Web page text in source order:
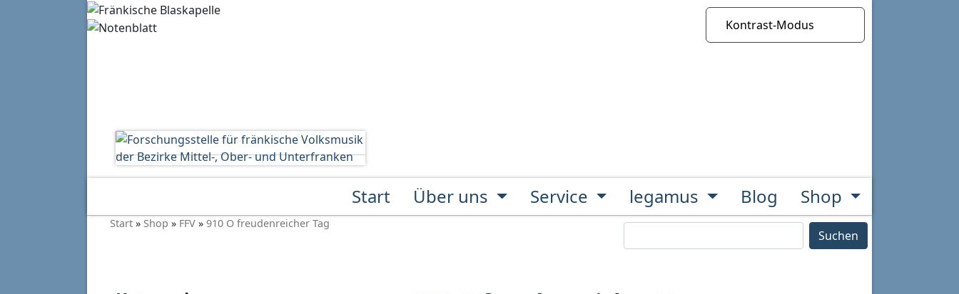
Kontrast-Modus
Start Über uns Service legamus Blog Shop
Suchen
Start » Shop » FFV » 910 O freudenreicher Tag